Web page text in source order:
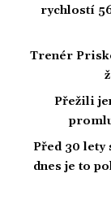
rychlostí
Trenér
Přežili
Před 30 lety
dnes je to